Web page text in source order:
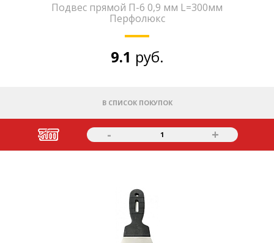
Подвес прямой П-6 0,9 мм L=300мм
Перфолюкс
9.1 руб.
В СПИСОК ПОКУПОК
- 1 +